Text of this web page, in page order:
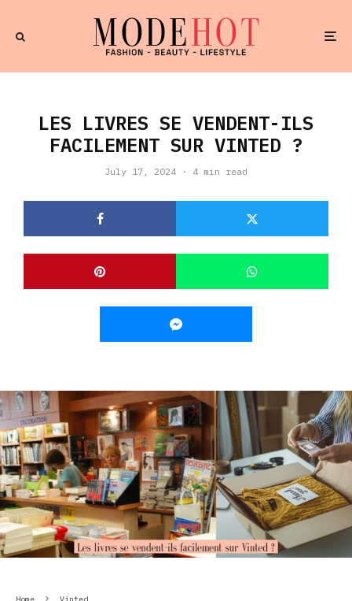
LES LIVRES SE VENDENT-ILS
FACILEMENT SUR VINTED ?
July 17, 2024 · 4 min read
Home Vinted